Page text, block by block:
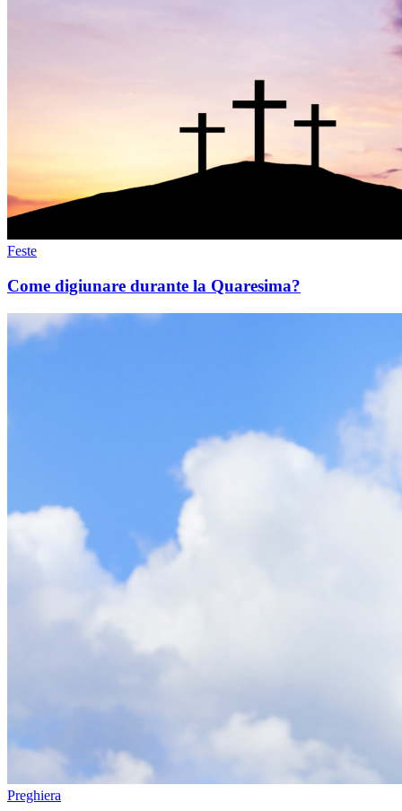
Feste
Come digiunare durante la Quaresima?
Preghiera